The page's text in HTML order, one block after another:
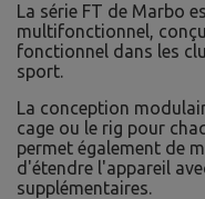
La série FT de Marbo
multifonctionnel,
fonctionnel dans les
sport.
La conception
cage ou le rig pour
permet également de
d'étendre l'appareil
supplémentaires.